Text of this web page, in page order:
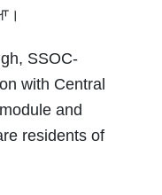
SSOC-
with Central
and
residents of